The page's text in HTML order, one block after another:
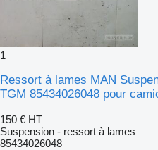
1
Ressort à lames MAN
TGM 85434026048 pour
150 € HT
Suspension - ressort à lames
85434026048